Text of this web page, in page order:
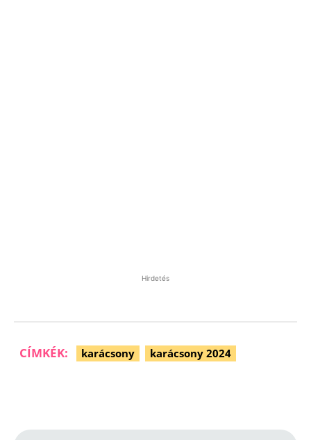
Hirdetés
CÍMKÉK: karácsony karácsony 2024